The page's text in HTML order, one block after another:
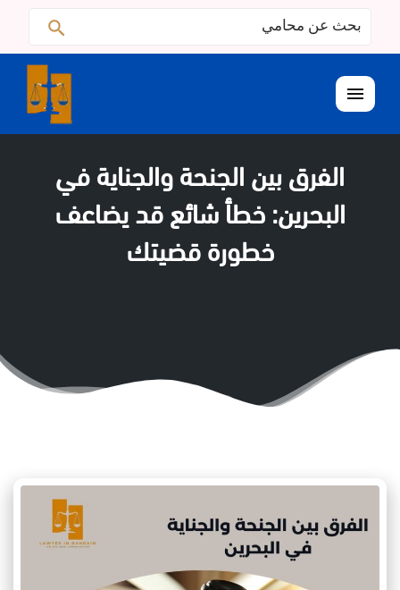
البحث
عن:
القائمة
الفرق بين الجنحة والجناية في
البحرين: خطأ شائع قد يضاعف
خطورة قضيتك